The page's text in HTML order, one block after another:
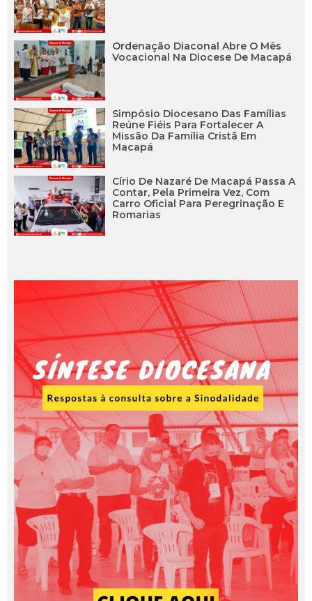
Ordenação Diaconal Abre O Mês
Vocacional Na Diocese De Macapá
Simpósio Diocesano Das Famílias
Reúne Fiéis Para Fortalecer A
Missão Da Família Cristã Em
Macapá
Círio De Nazaré De Macapá Passa A
Contar, Pela Primeira Vez, Com
Carro Oficial Para Peregrinação E
Romarias